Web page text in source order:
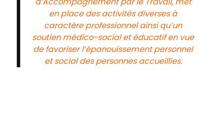
en place des activités diverses à
caractère professionnel ainsi qu’un
soutien médico-social et éducatif en vue
de favoriser l’épanouissement personnel
et social des personnes accueillies.